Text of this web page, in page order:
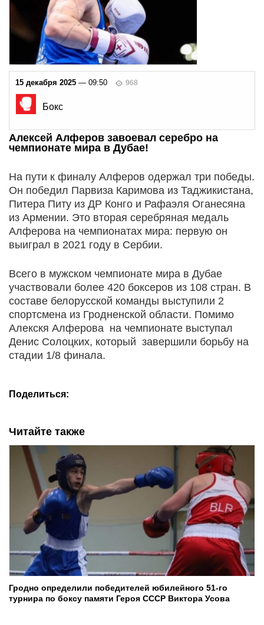
15 декабря 2025 — 09:50 968
Бокс
Алексей Алферов завоевал серебро на
чемпионате мира в Дубае!
На пути к финалу Алферов одержал три победы.
Он победил Парвиза Каримова из Таджикистана,
Питера Питу из ДР Конго и Рафаэля Оганесяна
из Армении. Это вторая серебряная медаль
Алферова на чемпионатах мира: первую он
выиграл в 2021 году в Сербии.
Всего в мужском чемпионате мира в Дубае
участвовали более 420 боксеров из 108 стран. В
составе белорусской команды выступили 2
спортсмена из Гродненской области. Помимо
Алекскя Алферова на чемпионате выступал
Денис Солоцких, который завершили борьбу на
стадии 1/8 финала.
Поделиться:
Читайте также
Гродно определили победителей юбилейного 51-го
турнира по боксу памяти Героя СССР Виктора Усова